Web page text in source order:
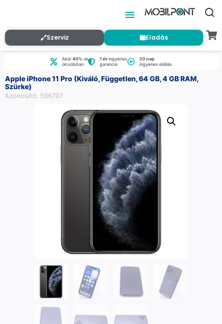
Szerviz Eladás
Akár40%-al
olcsóbban
1 évingyenes
garancia
20 nap
ingyenes elállás
Apple iPhone 11 Pro (Kiváló, Független, 64 GB, 4 GB RAM,
Szürke)
Azonosító: 506707